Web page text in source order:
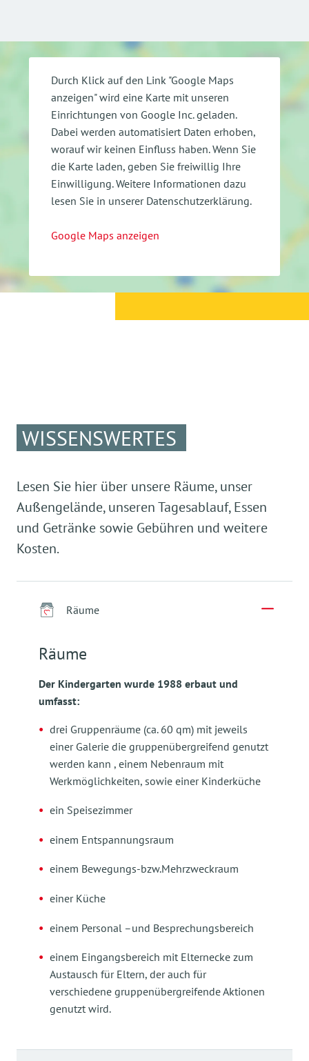
Durch Klick auf den Link "Google Maps
anzeigen" wird eine Karte mit unseren
Einrichtungen von Google Inc. geladen.
Dabei werden automatisiert Daten erhoben,
worauf wir keinen Einfluss haben. Wenn Sie
die Karte laden, geben Sie freiwillig Ihre
Einwilligung. Weitere Informationen dazu
lesen Sie in unserer Datenschutzerklärung.
Google Maps anzeigen
WISSENSWERTES
Lesen Sie hier über unsere Räume, unser
Außengelände, unseren Tagesablauf, Essen
und Getränke sowie Gebühren und weitere
Kosten.
Räume
Räume
Der Kindergarten wurde 1988 erbaut und
umfasst:
drei Gruppenräume (ca. 60 qm) mit jeweils
einer Galerie die gruppenübergreifend genutzt
werden kann , einem Nebenraum mit
Werkmöglichkeiten, sowie einer Kinderküche
ein Speisezimmer
einem Entspannungsraum
einem Bewegungs-bzw.Mehrzweckraum
einer Küche
einem Personal –und Besprechungsbereich
einem Eingangsbereich mit Elternecke zum
Austausch für Eltern, der auch für
verschiedene gruppenübergreifende Aktionen
genutzt wird.